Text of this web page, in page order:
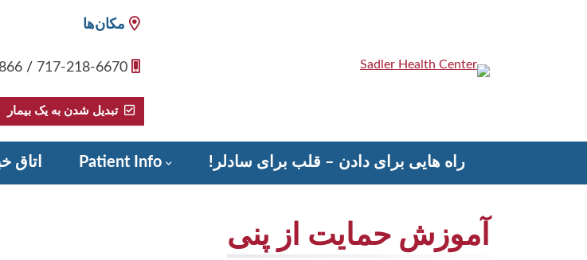
مکان‌ها
717-218-6670
/
7
تبدیل شدن به یک بیمار
اتاق Patient Info راه هایی برای دادن – قلب برای سادلر!
آموزش حمایت از پنی